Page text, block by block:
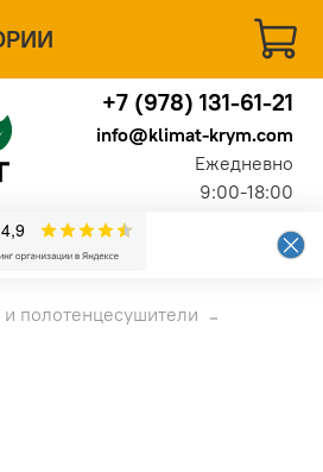
+7 (978) 131-61-21
info@klimat-krym.com
Ежедневно
9:00-18:00
полотенцесушители